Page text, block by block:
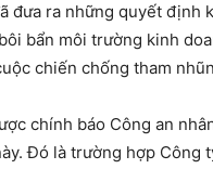
đưa ra những quyết định
bẩn môi trường kinh
chiến chống tham
chính báo Công an
Đó là trường hợp Công